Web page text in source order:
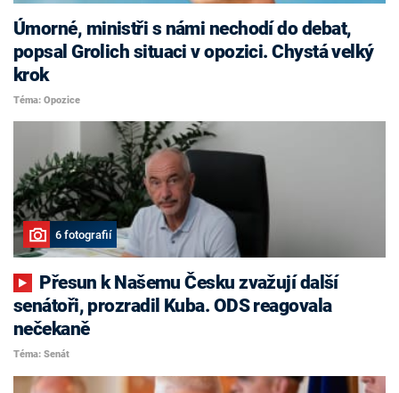
Úmorné, ministři s námi nechodí do debat,
popsal Grolich situaci v opozici. Chystá velký
krok
Téma: Opozice
6 fotografií
senátoři, prozradil Kuba. ODS reagovala
nečekaně
Téma: Senát